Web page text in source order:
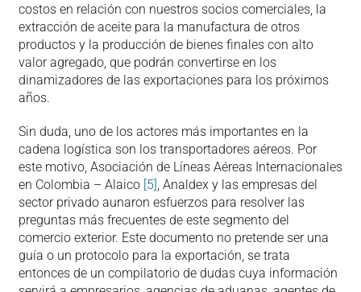
costos en relación con nuestros socios comerciales, la
extracción de aceite para la manufactura de otros
productos y la producción de bienes finales con alto
valor agregado, que podrán convertirse en los
dinamizadores de las exportaciones para los próximos
años.
Sin duda, uno de los actores más importantes en la
cadena logística son los transportadores aéreos. Por
este motivo, Asociación de Líneas Aéreas Internacionales
en Colombia – Alaico [5] , Analdex y las empresas del
sector privado aunaron esfuerzos para resolver las
preguntas más frecuentes de este segmento del
comercio exterior. Este documento no pretende ser una
guía o un protocolo para la exportación, se trata
entonces de un compilatorio de dudas cuya información